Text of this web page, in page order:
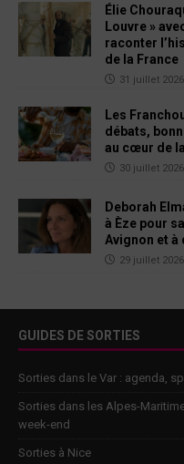
Élie
Louvre »
raconter
de la France
31 juillet 2026
Les
débats,
au cœur de
30 juillet 2026
Deborah
à Èze pour
Avignon et à
29 juillet 2026
GUIDES DE SORTIES
Sorties dans le Var : agenda,
Sorties dans les Alpes-
week-end
Sorties à Nice